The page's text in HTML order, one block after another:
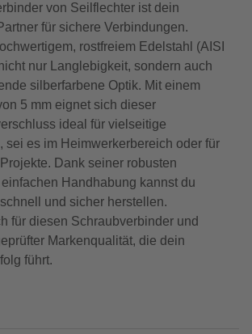
von Seilflechter ist dein
für sichere Verbindungen.
rostfreiem Edelstahl (AISI
nur Langlebigkeit, sondern auch
silberfarbene Optik. Mit einem
5 mm eignet sich dieser
ideal für vielseitige
sei es im Heimwerkerbereich oder für
Dank seiner robusten
Handhabung kannst du
und sicher herstellen.
für diesen Schraubverbinder und
Markenqualität, die dein
führt.